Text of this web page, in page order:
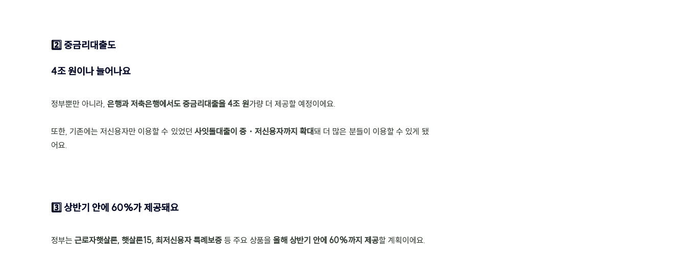
2️⃣ 중금리대출도
4조 원이나 늘어나요
정부뿐만 아니라, 은행과 저축은행에서도 중금리대출을 4조 원가량 더 제공할 예정이에요.
또한, 기존에는 저신용자만 이용할 수 있었던 사잇돌대출이 중・저신용자까지 확대돼 더 많은 분들이 이용할 수 있게 됐
어요.
3️⃣ 상반기 안에 60%가 제공돼요
정부는 근로자햇살론, 햇살론15, 최저신용자 특례보증 등 주요 상품을 올해 상반기 안에 60%까지 제공할 계획이에요.